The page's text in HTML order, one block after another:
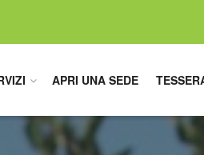
APRI UNA SEDE